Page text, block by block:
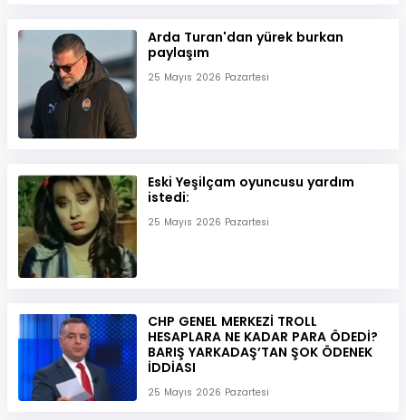
Arda Turan'dan yürek burkan
paylaşım
25 Mayıs 2026 Pazartesi
Eski Yeşilçam oyuncusu yardım
istedi:
25 Mayıs 2026 Pazartesi
CHP GENEL MERKEZİ TROLL
HESAPLARA NE KADAR PARA ÖDEDİ?
BARIŞ YARKADAŞ’TAN ŞOK ÖDENEK
İDDİASI
25 Mayıs 2026 Pazartesi